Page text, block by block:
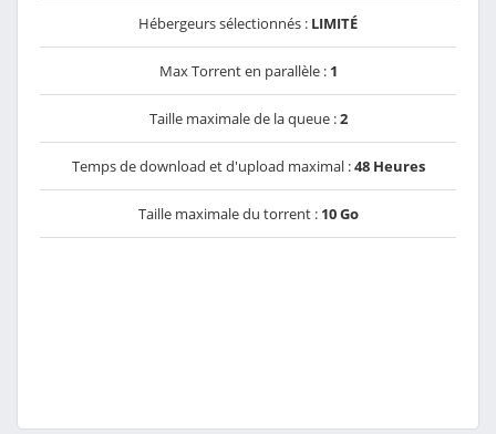
Hébergeurs sélectionnés : LIMITÉ
Max Torrent en parallèle : 1
Taille maximale de la queue :2
Temps de download et d'upload maximal :48 Heures
Taille maximale du torrent : 10 Go